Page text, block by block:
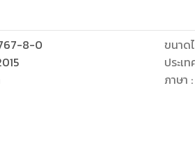
การลงทุนของคนที่เคยมีพอร์ตเล็กๆ ม
นโชคดีมากๆ ที่ได้มีโอกาสศึกษาเรื่อง
อก่อนการที่จะมีคนนำเรื่องเล่าเหล่านี้ม
จะปูทางสู่พอร์ตลงทุน 500 ล้าน และมั
8-0
ขนาด
ประเ
ภาษา :